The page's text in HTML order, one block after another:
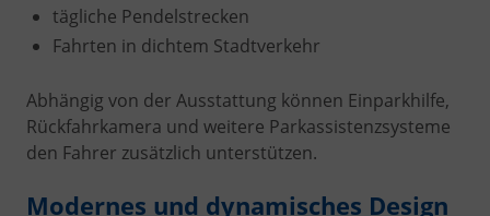
tägliche Pendelstrecken
Fahrten in dichtem Stadtverkehr
Abhängig von der Ausstattung können Einparkhilfe,
Rückfahrkamera und weitere Parkassistenzsysteme
den Fahrer zusätzlich unterstützen.
Modernes und dynamisches Design